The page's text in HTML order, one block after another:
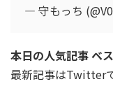
— 守もっち
本日の人気記事 ベ
最新記事はTwitter